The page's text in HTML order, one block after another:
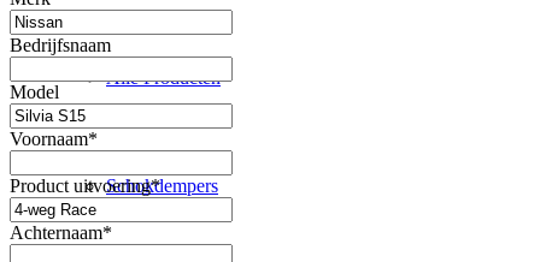
Alle Producten
Schokdempers
Bedrijfsnaam
Model
Voornaam*
Product uitvoering*
Achternaam*